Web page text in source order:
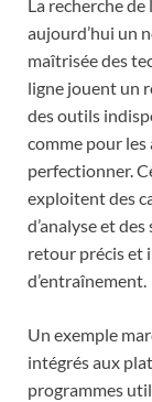
La recherche
aujourd’hui un
maîtrisée des
ligne jouent un
des outils
comme pour les
perfectionner.
exploitent des
d’analyse et
retour précis et
d’entraînement.
Un exemple
intégrés aux
programmes